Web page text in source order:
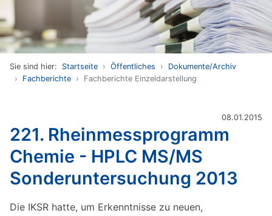
Sie sind hier: Startseite Öffentliches
Dokumente/Archiv
Fachberichte
Fachberichte Einzeldarstellung
08.01.2015
221. Rheinmessprogramm
Chemie - HPLC MS/MS
Sonderuntersuchung 2013
Die IKSR hatte, um Erkenntnisse zu neuen,